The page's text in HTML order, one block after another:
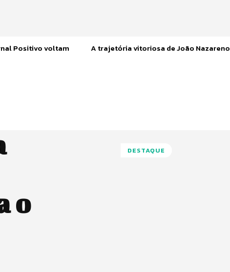
Positivo voltam A trajetória vitoriosa de João Nazareno
o
DESTAQUE